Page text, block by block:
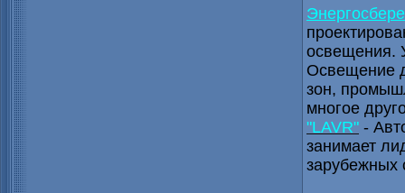
освещения.
Освещение
зон,
многое
"LAVR" -
занимает
зарубежных